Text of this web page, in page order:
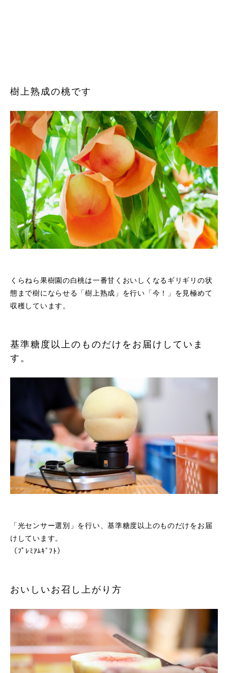
樹上熟成の桃です
くらねら果樹園の白桃は一番甘くおいしくなるギリギリの状
態まで樹にならせる「樹上熟成」を行い「今！」を見極めて
収穫しています。
基準糖度以上のものだけをお届けしていま
す。
「光センサー選別」を行い、基準糖度以上のものだけをお届
けしています。
（ﾌﾟﾚﾐｱﾑｷﾞﾌﾄ）
おいしいお召し上がり方